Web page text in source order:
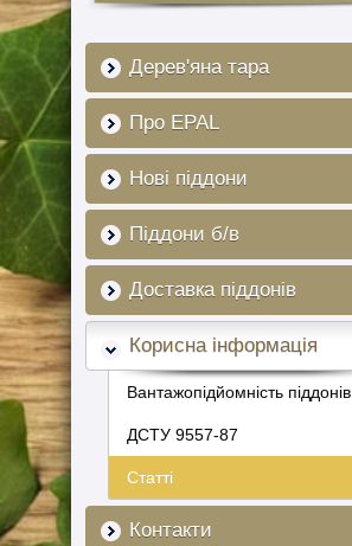
Дерев'яна тара
Про EPAL
Нові піддони
Піддони б/в
Доставка піддонів
Корисна інформація
Вантажопідйомність піддонів
ДСТУ 9557-87
Статті
Контакти